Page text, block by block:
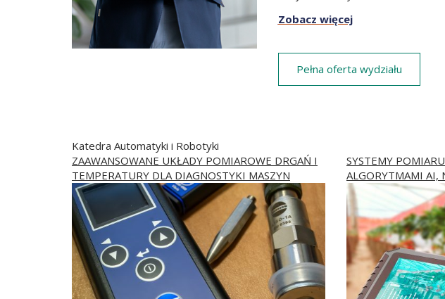
Zobacz więcej
Pełna oferta wydziału
Katedra Automatyki i Robotyki
ZAAWANSOWANE UKŁADY POMIAROWE DRGAŃ I
TEMPERATURY DLA DIAGNOSTYKI MASZYN
SYSTEMY
ALGORYTMAMI AI,